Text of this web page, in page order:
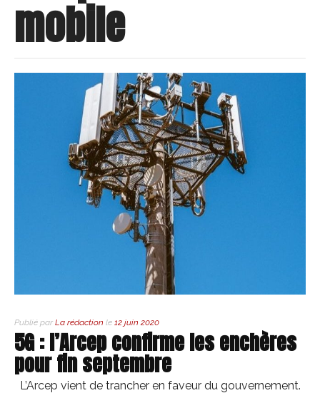
mobile
Publié par La rédaction le 12 juin 2020
5G : l’Arcep confirme les enchères
pour fin septembre
L’Arcep vient de trancher en faveur du gouvernement.